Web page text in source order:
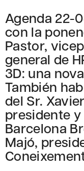
Agenda 22-
con la
Pastor,
general de
3D: una
También
del Sr.
presidente
Barcelona
Majó,